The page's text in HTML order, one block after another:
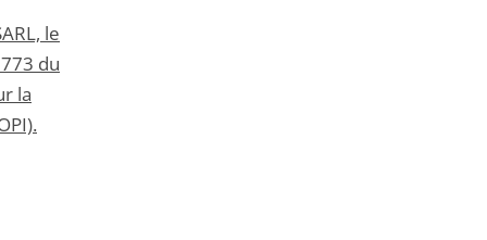
le
du
la